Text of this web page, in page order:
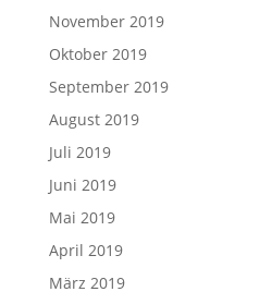
November 2019
Oktober 2019
September 2019
August 2019
Juli 2019
Juni 2019
Mai 2019
April 2019
März 2019